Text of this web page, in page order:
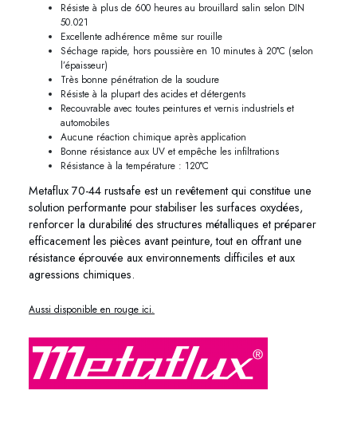
Résiste à plus de 600 heures au brouillard salin selon DIN
50.021
Excellente adhérence même sur rouille
Séchage rapide, hors poussière en 10 minutes à 20°C (selon
l’épaisseur)
Très bonne pénétration de la soudure
Résiste à la plupart des acides et détergents
Recouvrable avec toutes peintures et vernis industriels et
automobiles
Aucune réaction chimique après application
Bonne résistance aux UV et empêche les infiltrations
Résistance à la température : 120°C
Metaflux 70-44 rustsafe est un revêtement qui constitue une
solution performante pour stabiliser les surfaces oxydées,
renforcer la durabilité des structures métalliques et préparer
efficacement les pièces avant peinture, tout en offrant une
résistance éprouvée aux environnements difficiles et aux
agressions chimiques.
Aussi disponible en rouge ici.